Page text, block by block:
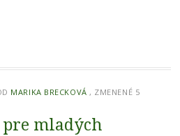
MARIKA BRECKOVÁ , ZMENENÉ 5
mladých